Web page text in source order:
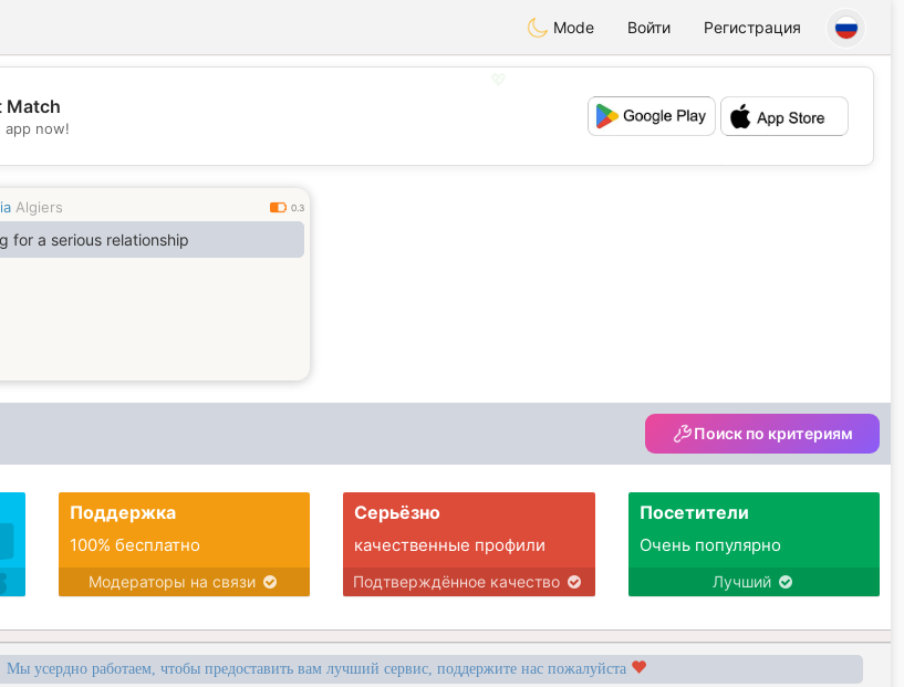
Mode Войти Регистрация
💕
Match
app now!
Algiers 0.3
for a serious relationship
Поиск по критериям
Поддержка
100% бесплатно
Модераторы на связи
Серьёзно
качественные профили
Подтверждённое качество
Посетители
Очень популярно
Лучший
Мы усердно работаем, чтобы предоставить вам лучший сервис, поддержите нас пожалуйста